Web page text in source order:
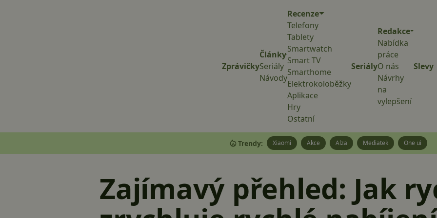
Zprávičky
Články
Seriály
Návody
Recenze
Telefony
Tablety
Smartwatch
Smart TV
Smarthome
Elektrokoloběžky
Aplikace
Hry
Ostatní
Seriály
Redakce
Nabídka
práce
O nás
Návrhy
na
vylepšení
Slevy
Trendy: Xiaomi Akce Alza Mediatek One ui
Zajímavý přehled: Jak